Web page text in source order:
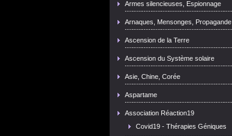
Armes silencieuses, Espionnage
Arnaques, Mensonges, Propagande
Ascension de la Terre
Ascension du Système solaire
Asie, Chine, Corée
Aspartame
Association Réaction19
Covid19 - Thérapies Géniques